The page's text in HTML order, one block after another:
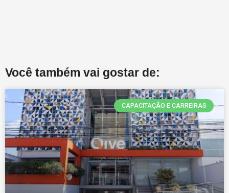
Você também vai gostar de:
CAPACITAÇÃO E CARREIRAS